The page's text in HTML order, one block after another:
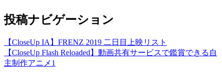
投稿ナビゲーション
【CloseUp IA】FRENZ 2019 二日目上映リスト
【CloseUp Flash Reloaded】動画共有サービスで鑑賞できる自
主制作アニメ1